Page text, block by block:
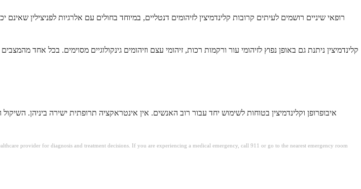
רופאי שיניים רושמים לעיתים קרובות קלינדמיצין לזיהומים דנטליים, במיוחד בחולים עם אלרגיות לפניצילין
קלינדמיצין ניתנת גם באופן נפוץ לזיהומי עור ורקמות רכות, זיהומי עצם וזיהומים גינקולוגיים מסוימים. בכל אחד
איבופרופן וקלינדמיצין בטוחות לשימוש יחד עבור רוב האנשים. אין אינטראקציה תרופתית ישירה ביניהן.
provider for diagnosis and treatment decisions. If you are experiencing a medical emergency, call 911 or go to the nearest emergency room